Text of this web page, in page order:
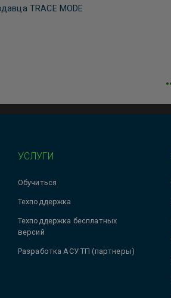
TRACE MODE
УСЛУГИ
Обучиться
Техподдержка
Техподдержка бесплатных
версий
Разработка АСУ ТП (партнеры)